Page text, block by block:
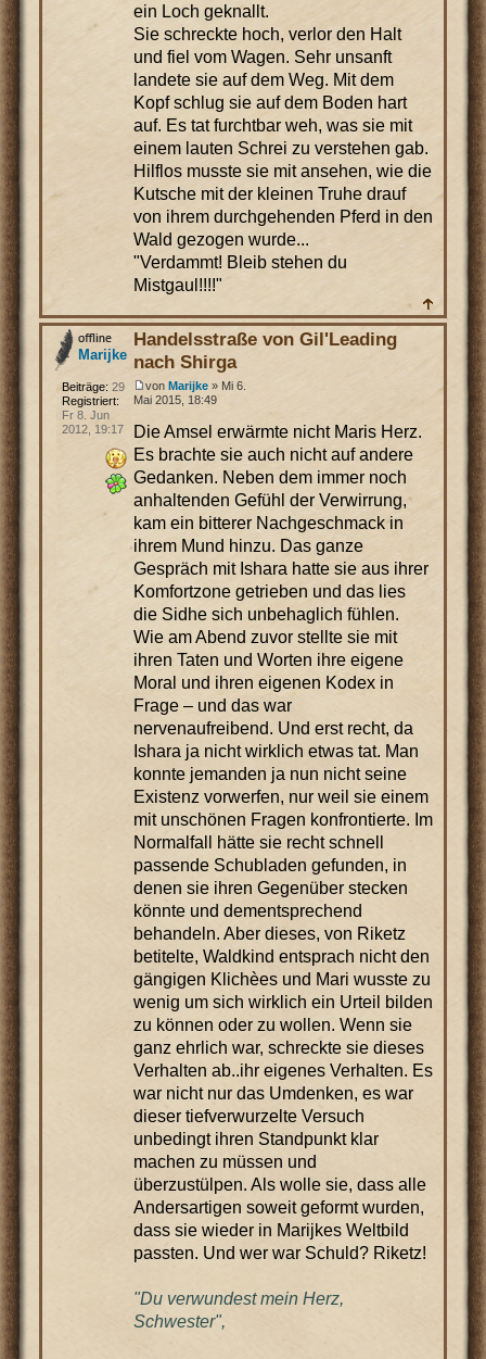
ein Loch geknallt.
Sie schreckte hoch, verlor den Halt
und fiel vom Wagen. Sehr unsanft
landete sie auf dem Weg. Mit dem
Kopf schlug sie auf dem Boden hart
auf. Es tat furchtbar weh, was sie mit
einem lauten Schrei zu verstehen gab.
Hilflos musste sie mit ansehen, wie die
Kutsche mit der kleinen Truhe drauf
von ihrem durchgehenden Pferd in den
Wald gezogen wurde...
"Verdammt! Bleib stehen du
Mistgaul!!!!"
Handelsstraße von Gil'Leading
nach Shirga
von Marijke» Mi 6.
Mai 2015, 18:49
Die Amsel erwärmte nicht Maris Herz.
Es brachte sie auch nicht auf andere
Gedanken. Neben dem immer noch
anhaltenden Gefühl der Verwirrung,
kam ein bitterer Nachgeschmack in
ihrem Mund hinzu. Das ganze
Gespräch mit Ishara hatte sie aus ihrer
Komfortzone getrieben und das lies
die Sidhe sich unbehaglich fühlen.
Wie am Abend zuvor stellte sie mit
ihren Taten und Worten ihre eigene
Moral und ihren eigenen Kodex in
Frage – und das war
nervenaufreibend. Und erst recht, da
Ishara ja nicht wirklich etwas tat. Man
konnte jemanden ja nun nicht seine
Existenz vorwerfen, nur weil sie einem
mit unschönen Fragen konfrontierte. Im
Normalfall hätte sie recht schnell
passende Schubladen gefunden, in
denen sie ihren Gegenüber stecken
könnte und dementsprechend
behandeln. Aber dieses, von Riketz
betitelte, Waldkind entsprach nicht den
gängigen Klichèes und Mari wusste zu
wenig um sich wirklich ein Urteil bilden
zu können oder zu wollen. Wenn sie
ganz ehrlich war, schreckte sie dieses
Verhalten ab..ihr eigenes Verhalten. Es
war nicht nur das Umdenken, es war
dieser tiefverwurzelte Versuch
unbedingt ihren Standpunkt klar
machen zu müssen und
überzustülpen. Als wolle sie, dass alle
Andersartigen soweit geformt wurden,
dass sie wieder in Marijkes Weltbild
passten. Und wer war Schuld? Riketz!
"Du verwundest mein Herz,
Schwester",
Marijke
Beiträge: 29
Registriert:
Fr 8. Jun
2012, 19:17